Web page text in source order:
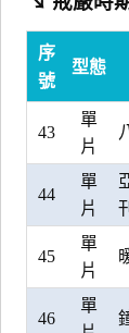
序
號
型態
43
單
片
44
單
片
刊
45
單
片
46
單